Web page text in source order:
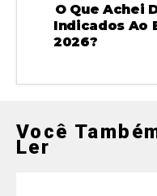
O Que Achei
Indicados Ao
2026?
Você
Ler